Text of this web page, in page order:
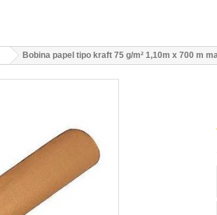
Bobina papel tipo kraft 75 g/m² 1,10m x 700 m